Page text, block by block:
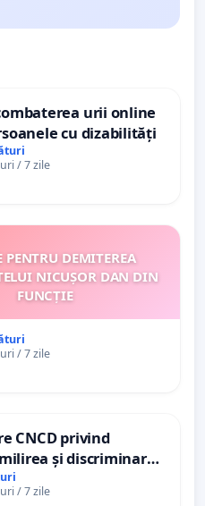
urii online
cu dizabilități
/ 7 zile
PENTRU DEMITEREA
NICUȘOR DAN DIN
FUNCȚIE
/ 7 zile
CNCD privind
și discriminarea
cu dizabilități de
TikTok „Gorici”
/ 7 zile